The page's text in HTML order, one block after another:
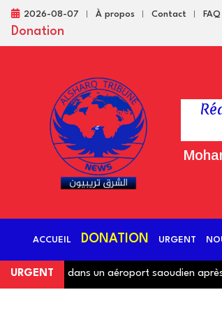
2026-08-07 À propos Contact FAQ
Donation
ACCUEIL DONATION URGENT
URGENT
dans un aéroport saoudien après une